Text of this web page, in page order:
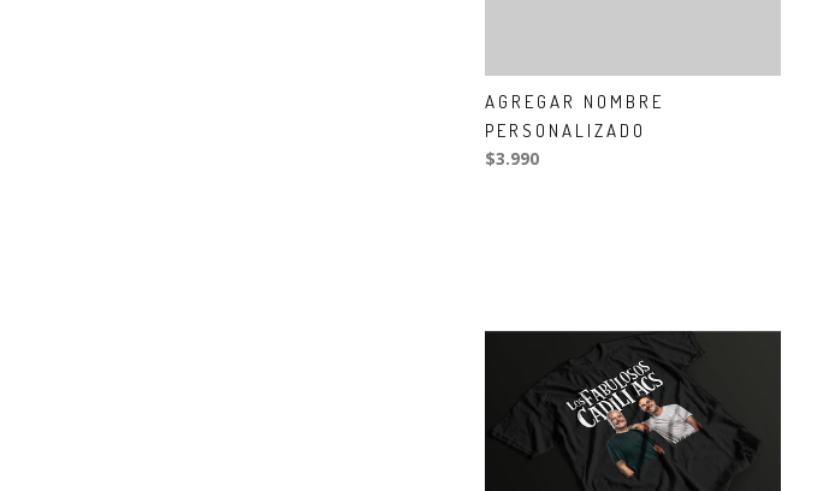
AGREGAR NOMBRE
PERSONALIZADO
$3.990